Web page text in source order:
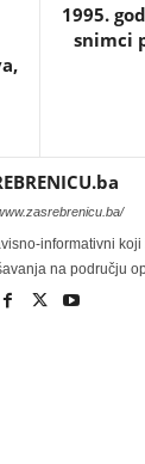
1995.
snimci
informativni
na području